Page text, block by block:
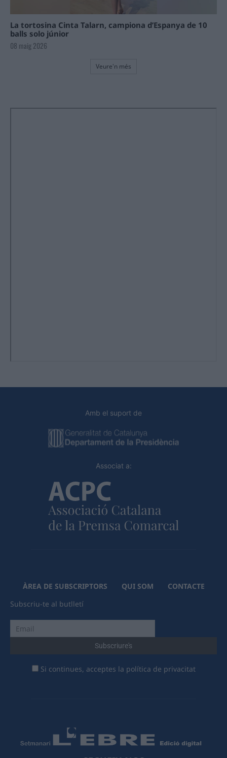
La tortosina Cinta Talarn, campiona d’Espanya de 10
balls solo júnior
08 maig 2026
Veure'n més
Amb el suport de
Associat a:
ÀREA DE SUBSCRIPTORS QUI SOM
CONTACTE
Subscriu-te al butlletí
Si continues, acceptes la política de privacitat